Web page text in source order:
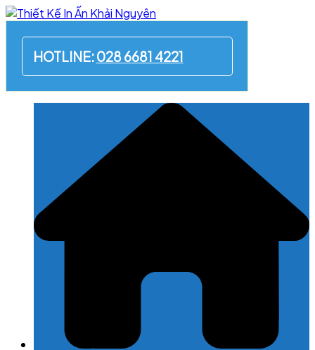
Skip
content
HOTLINE:028 6681 4221